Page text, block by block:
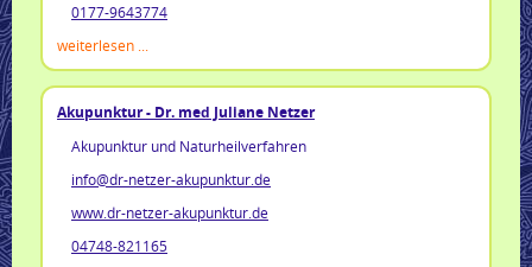
0177-9643774
weiterlesen ...
Akupunktur - Dr. med Juliane Netzer
Akupunktur und Naturheilverfahren
info@dr-netzer-akupunktur.de
www.dr-netzer-akupunktur.de
04748-821165